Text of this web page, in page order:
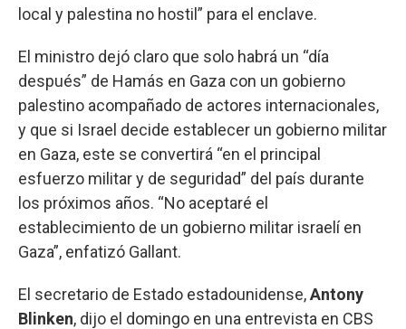
local y palestina no hostil” para el enclave.
El ministro dejó claro que solo habrá un “día
después” de Hamás en Gaza con un gobierno
palestino acompañado de actores internacionales,
y que si Israel decide establecer un gobierno militar
en Gaza, este se convertirá “en el principal
esfuerzo militar y de seguridad” del país durante
los próximos años. “No aceptaré el
establecimiento de un gobierno militar israelí en
Gaza”, enfatizó Gallant.
El secretario de Estado estadounidense,Antony
Blinken, dijo el domingo en una entrevista en CBS